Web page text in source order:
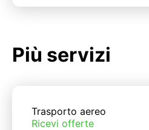
Più servizi
Trasporto aereo
Ricevi offerte